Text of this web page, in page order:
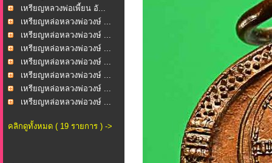
เหรียญหลวงพ่อเพี้ยน อั...
เหรียญหล่อหลวงพ่อวงษ์ ...
เหรียญหล่อหลวงพ่อวงษ์ ...
เหรียญหล่อหลวงพ่อวงษ์ ...
เหรียญหล่อหลวงพ่อวงษ์ ...
เหรียญหล่อหลวงพ่อวงษ์ ...
เหรียญหล่อหลวงพ่อวงษ์ ...
เหรียญหล่อหลวงพ่อวงษ์ ...
คลิกดูทั้งหมด ( 19 รายการ ) ->